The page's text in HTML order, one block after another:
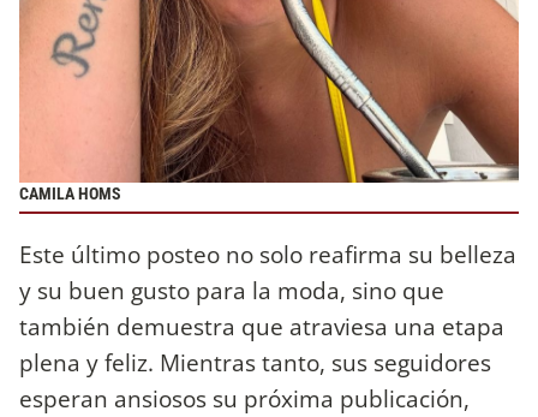
CAMILA HOMS
Este último posteo no solo reafirma su belleza
y su buen gusto para la moda, sino que
también demuestra que atraviesa una etapa
plena y feliz. Mientras tanto, sus seguidores
esperan ansiosos su próxima publicación,